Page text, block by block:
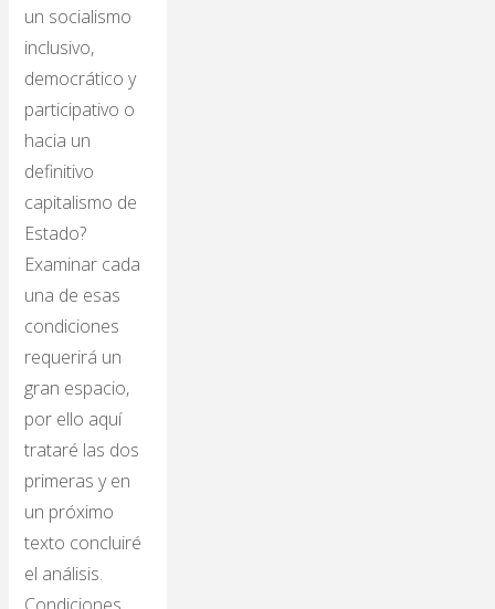
un socialismo
inclusivo,
democrático y
participativo o
hacia un
definitivo
capitalismo de
Estado?
Examinar cada
una de esas
condiciones
requerirá un
gran espacio,
por ello aquí
trataré las dos
primeras y en
un próximo
texto concluiré
el análisis.